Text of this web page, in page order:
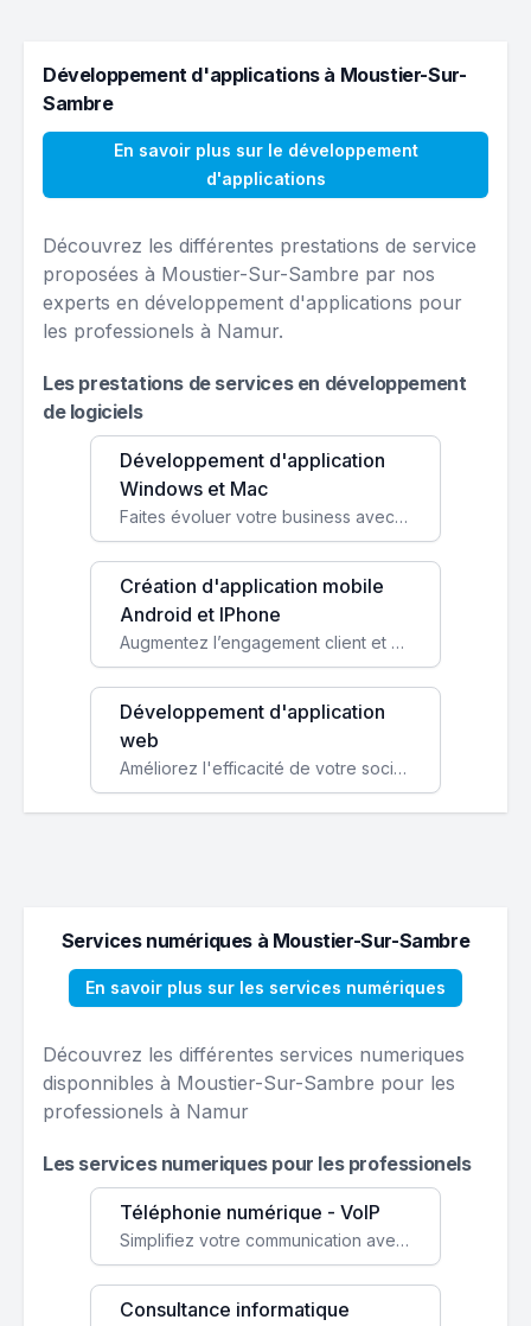
Développement d'applications à Moustier-Sur-
Sambre
En savoir plus sur le développement
d'applications
Découvrez les différentes prestations de service
proposées à Moustier-Sur-Sambre par nos
experts en développement d'applications pour
les professionels à Namur.
Les prestations de services en développement
de logiciels
Développement d'application
Windows et Mac
Faites évoluer votre business avec des solutions logicielles personnalisées, parfaitement adaptées à vos besoins spécifiques.
Création d'application mobile
Android et IPhone
Augmentez l’engagement client et simplifiez vos processus avec une application mobile sur mesure, disponible sur iOS et Android.
Développement d'application
web
Améliorez l'efficacité de votre société avec une application web personnalisée accessible partout et tout le temps.
Services numériques à Moustier-Sur-Sambre
En savoir plus sur les services numériques
Découvrez les différentes services numeriques
disponnibles à Moustier-Sur-Sambre pour les
professionels à Namur
Les services numeriques pour les professionels
Téléphonie numérique - VoIP
Simplifiez votre communication avec une solution VoIP flexible, économique et adaptée à vos besoins professionnels.
Consultance informatique